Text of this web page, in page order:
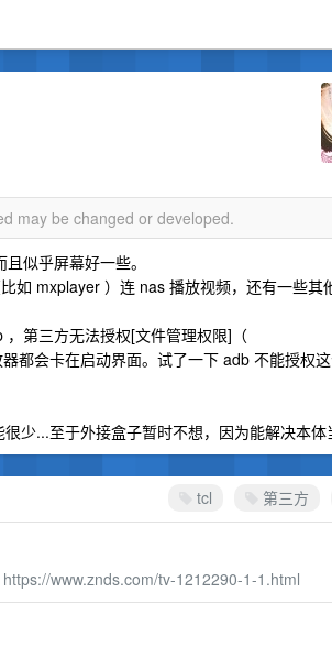
may be changed or developed.
似乎屏幕好一些。
如 mxplayer ）连 nas 播放视频，还有一些其
第三方无法授权[文件管理权限]（
都会卡在启动界面。试了一下 adb 不能授权这
少...至于外接盒子暂时不想，因为能解决本体
tcl 第三方
https://www.znds.com/tv-1212290-1-1.html